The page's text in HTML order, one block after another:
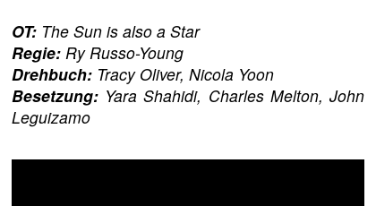
OT: The Sun is also a Star
Regie: Ry Russo-Young
Drehbuch: Tracy Oliver, Nicola Yoon
Besetzung: Yara Shahidi, Charles Melton, John
Leguizamo